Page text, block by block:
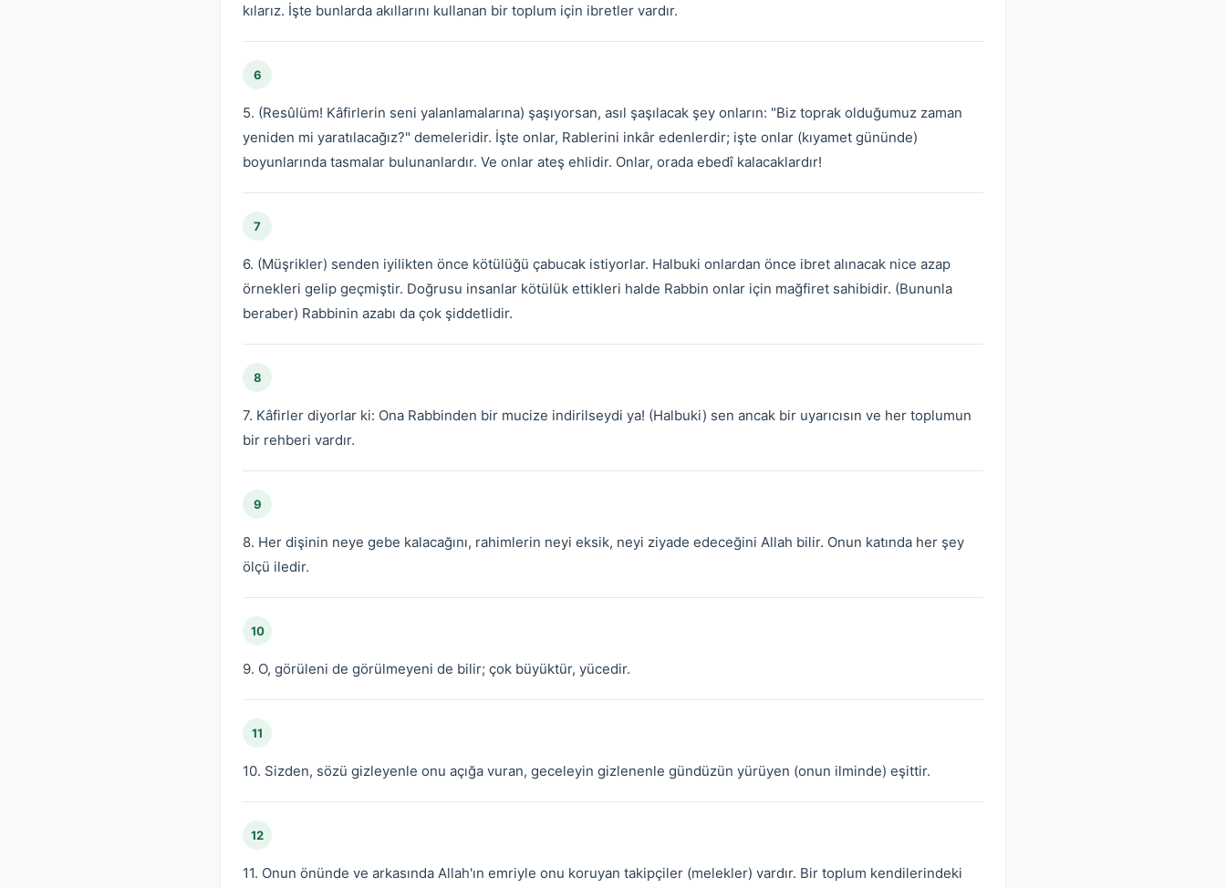
kılarız. İşte bunlarda akıllarını kullanan bir toplum için ibretler vardır.
6
5. (Resûlüm! Kâfirlerin seni yalanlamalarına) şaşıyorsan, asıl şaşılacak şey onların: "Biz toprak olduğumuz zaman
yeniden mi yaratılacağız?" demeleridir. İşte onlar, Rablerini inkâr edenlerdir; işte onlar (kıyamet gününde)
boyunlarında tasmalar bulunanlardır. Ve onlar ateş ehlidir. Onlar, orada ebedî kalacaklardır!
7
6. (Müşrikler) senden iyilikten önce kötülüğü çabucak istiyorlar. Halbuki onlardan önce ibret alınacak nice azap
örnekleri gelip geçmiştir. Doğrusu insanlar kötülük ettikleri halde Rabbin onlar için mağfiret sahibidir. (Bununla
beraber) Rabbinin azabı da çok şiddetlidir.
8
7. Kâfirler diyorlar ki: Ona Rabbinden bir mucize indirilseydi ya! (Halbuki) sen ancak bir uyarıcısın ve her toplumun
bir rehberi vardır.
9
8. Her dişinin neye gebe kalacağını, rahimlerin neyi eksik, neyi ziyade edeceğini Allah bilir. Onun katında her şey
ölçü iledir.
10
9. O, görüleni de görülmeyeni de bilir; çok büyüktür, yücedir.
11
10. Sizden, sözü gizleyenle onu açığa vuran, geceleyin gizlenenle gündüzün yürüyen (onun ilminde) eşittir.
12
11. Onun önünde ve arkasında Allah'ın emriyle onu koruyan takipçiler (melekler) vardır. Bir toplum kendilerindeki